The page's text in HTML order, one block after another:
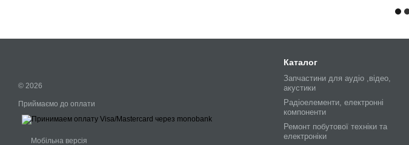
© 2026
Приймаємо до оплати
Мобільна версія
Каталог
Запчастини для аудіо ,відео,
акустики
Радіоелементи, електронні
компоненти
Ремонт побутової техніки та
електроніки